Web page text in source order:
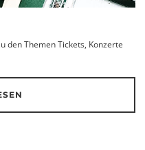
den Themen Tickets, Konzerte